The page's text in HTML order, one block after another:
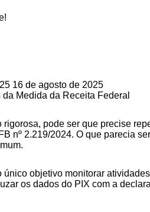
16 de agosto de 2025
Medida da Receita Federal
pode ser que precise
nº 2.219/2024. O que parecia
objetivo monitorar
os dados do PIX com a